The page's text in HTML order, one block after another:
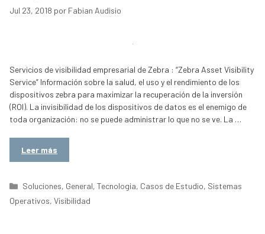
Jul 23, 2018 por Fabian Audisio
Servicios de visibilidad empresarial de Zebra : “Zebra Asset Visibility
Service” Información sobre la salud, el uso y el rendimiento de los
dispositivos zebra para maximizar la recuperación de la inversión
(ROI). La invisibilidad de los dispositivos de datos es el enemigo de
toda organización: no se puede administrar lo que no se ve. La …
Leer más
Categorías
Soluciones, General,Tecnologia, Casos de Estudio, Sistemas
Operativos, Visibilidad